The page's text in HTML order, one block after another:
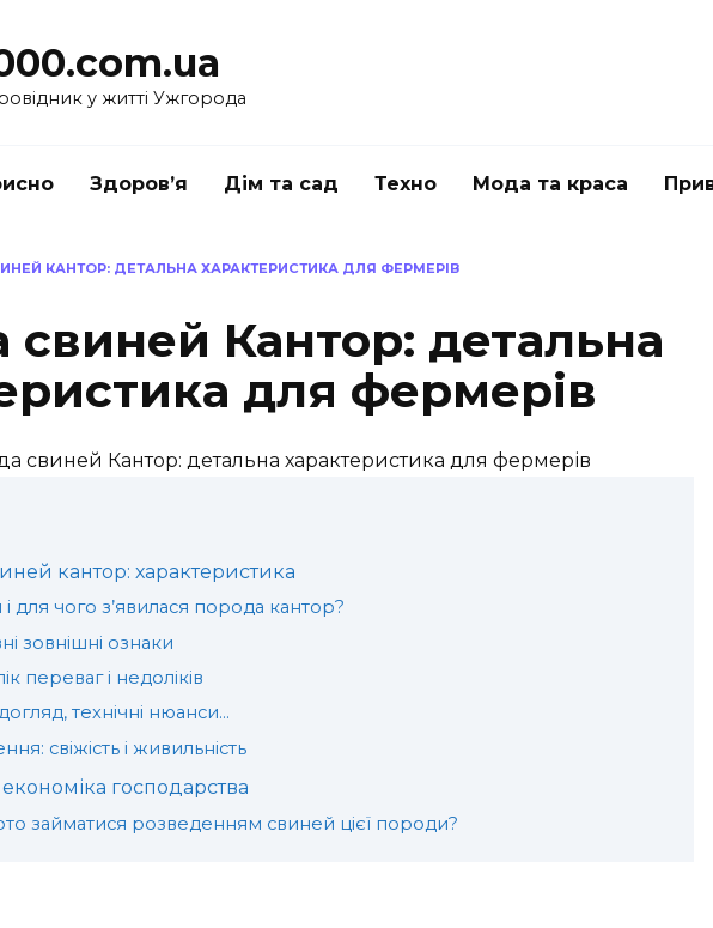
у житті Ужгорода
Здоров’я Дім та сад Техно Мода та краса
КАНТОР: ДЕТАЛЬНА ХАРАКТЕРИСТИКА ДЛЯ ФЕРМЕРІВ
свиней Кантор: детальна
для фермерів
кантор: характеристика
і для чого з’явилася порода кантор?
зовнішні ознаки
переваг і недоліків
технічні нюанси…
свіжість і живильність
господарства
займатися розведенням свиней цієї породи?